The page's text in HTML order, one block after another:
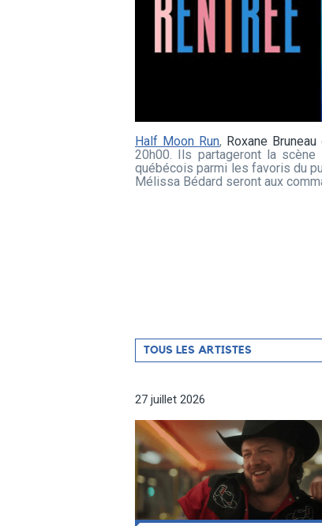
Half Moon Run, Roxane Bruneau
20h00. Ils partageront la
québécois parmi les favoris du
Mélissa Bédard seront aux
Filtrer
par
TOUS LES ARTISTES
27 juillet 2026